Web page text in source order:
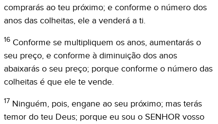
comprarás ao teu próximo; e conforme o número dos
anos das colheitas, ele a venderá a ti.
16 Conforme se multipliquem os anos, aumentarás o
seu preço, e conforme à diminuição dos anos
abaixarás o seu preço; porque conforme o número das
colheitas é que ele te vende.
17 Ninguém, pois, engane ao seu próximo; mas terás
temor do teu Deus; porque eu sou o SENHOR vosso